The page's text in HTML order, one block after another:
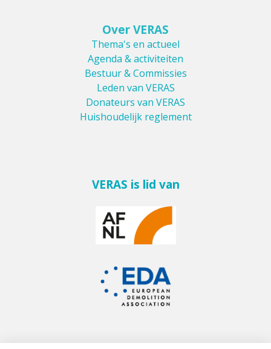
Over VERAS
Thema's en actueel
Agenda & activiteiten
Bestuur & Commissies
Leden van VERAS
Donateurs van VERAS
Huishoudelijk reglement
VERAS is lid van